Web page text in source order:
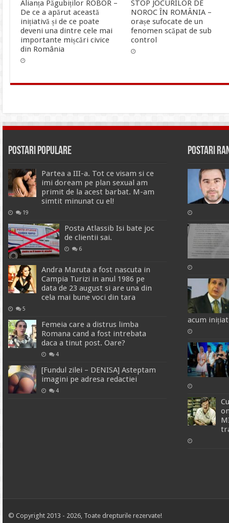
Alianța Păgubiților ROBOR –
De ce a apărut această
inițiativă și de ce poate
deveni una dintre cele mai
importante mișcări civice
din România
STOP JOCURILOR DE
NOROC ÎN ROMÂNIA –
orașe sufocate de un
fenomen scăpat de sub
control
Postari Populare
Partea a III-a. Tot ce visam si ce
imi doream pe plan sexual am
primit de la acest barbat. M-am
simtit minunat cu el!
19
Posta Atlassib Isi bate joc
de clientii sai.
6
Andra Maruta a fost nascuta in
Campia Turizi in anul 1986 pe
data de 23 august si are una din
cela mai bune voci din tara
5
Femeia care a distrus limba
Romana cand a fost intrebata
daca a tinut post. Oare?
4
[Fundul zilei – DENISA] Asteptam
imagini pe adresa redactiei
4
Postari
acum
© Copyright 2013 - 2026, Toate drepturile rezervate!